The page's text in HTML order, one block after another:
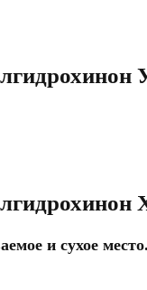
и сухое место.